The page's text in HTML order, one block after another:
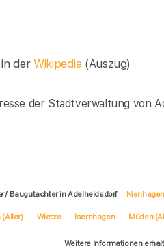
in derWikipedia (Auszug)
der Stadtverwaltung von
/ Baugutachter in Adelheidsdorf Nienhagen
(Aller) Wietze Isernhagen Müden
Weitere Informationen